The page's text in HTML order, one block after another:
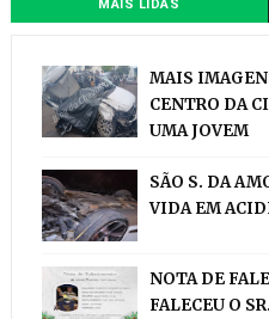
MAIS LIDAS
MAIS
CENTRO DA
UMA JOVEM
SÃO S. DA
VIDA EM
NOTA DE
FALECEU O